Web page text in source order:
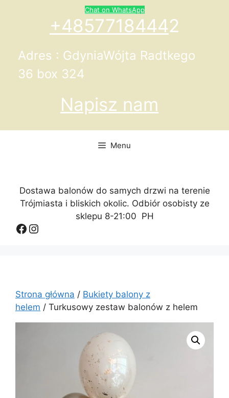
Chat on WhatsApp
+48577184442
Adres : GdyniaWójta Radtkego
36 box 324
Napisz nam
Menu
Dostawa balonów do samych drzwi na terenie
Trójmiasta i bliskich okolic. Odbiór osobisty ze
sklepu 8-21:00 PH
Facebook
Instagram
Strona główna / Bukiety balony z
helem / Turkusowy zestaw balonów z helem